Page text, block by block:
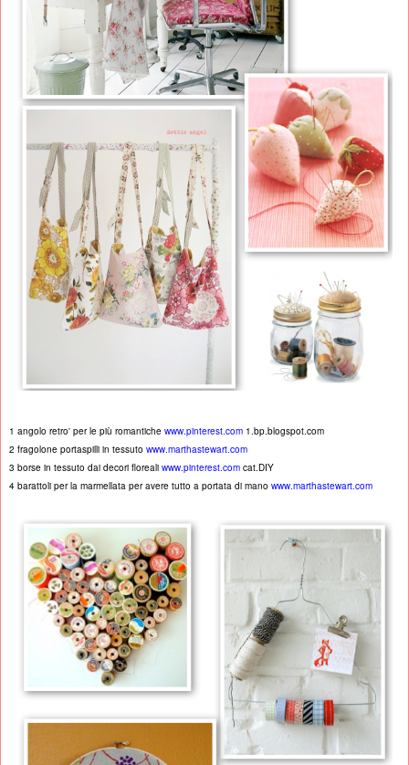
1 angolo retro' per le più romantiche www.pinterest.com 1.bp.blogspot.com
2 fragolone portaspilli in tessuto www.marthastewart.com
3 borse in tessuto dai decori floreali www.pinterest.com cat.DIY
4 barattoli per la marmellata per avere tutto a portata di mano www.marthastewart.com